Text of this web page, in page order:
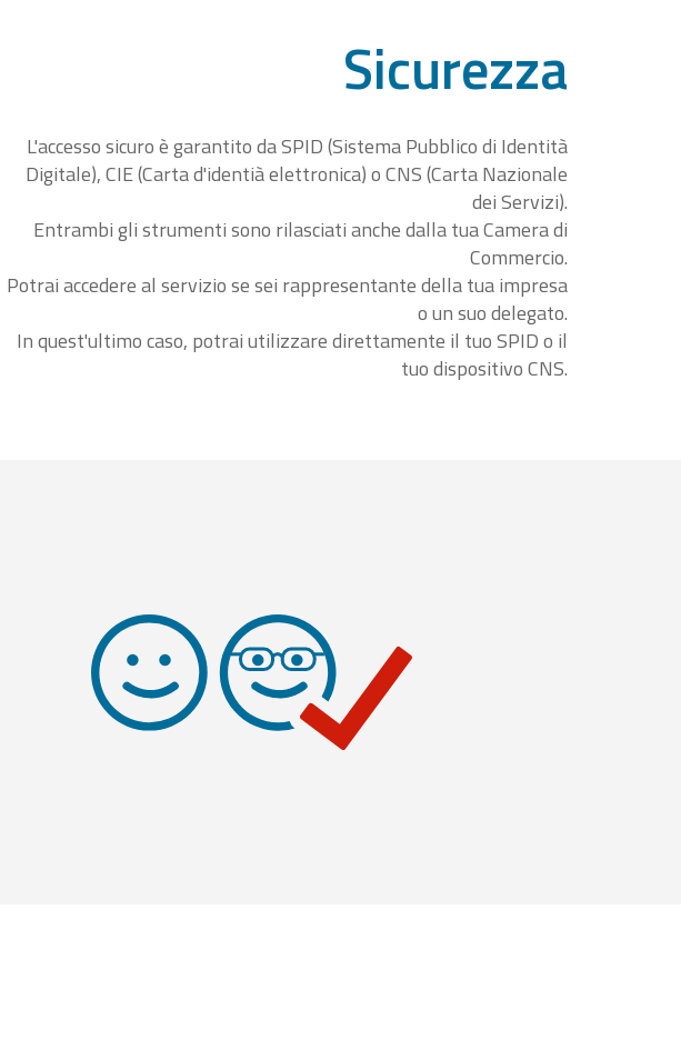
Sicurezza
L'accesso sicuro è garantito da SPID (Sistema Pubblico di Identità
Digitale), CIE (Carta d'identià elettronica) o CNS (Carta Nazionale
dei Servizi).
Entrambi gli strumenti sono rilasciati anche dalla tua Camera di
Commercio.
Potrai accedere al servizio se sei rappresentante della tua impresa
o un suo delegato.
In quest'ultimo caso, potrai utilizzare direttamente il tuo SPID o il
tuo dispositivo CNS.